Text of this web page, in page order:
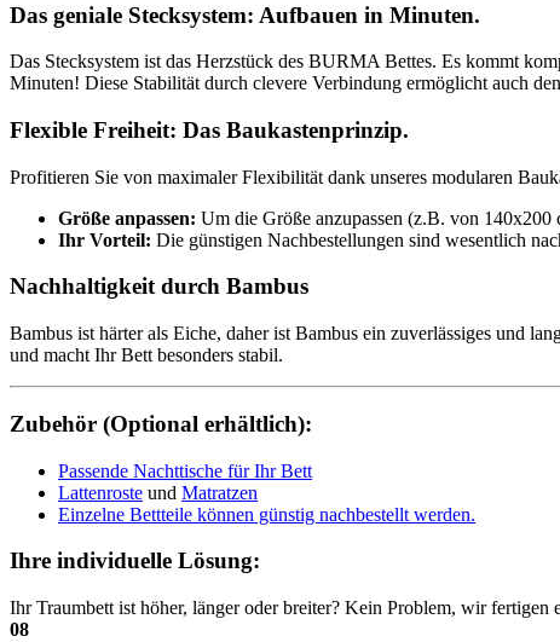
Das geniale Stecksystem: Aufbauen in Minuten.
Das Stecksystem ist das Herzstück des BURMA Bettes. Es kommt
Minuten! Diese Stabilität durch clevere Verbindung ermöglicht auch
Flexible Freiheit: Das Baukastenprinzip.
Profitieren Sie von maximaler Flexibilität dank unseres modularen
Größe anpassen: Um die Größe anzupassen (z.B. von
Ihr Vorteil: Die günstigen Nachbestellungen sind wesentlich
Nachhaltigkeit durch Bambus
Bambus ist härter als Eiche, daher ist Bambus ein zuverlässiges und
und macht Ihr Bett besonders stabil.
Zubehör (Optional erhältlich):
Passende Nachttische für Ihr Bett
Lattenroste und Matratzen
Einzelne Bettteile können günstig nachbestellt werden.
Ihre individuelle Lösung:
Ihr Traumbett ist höher, länger oder breiter? Kein Problem, wir
08